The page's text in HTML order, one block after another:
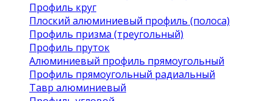
Профиль круг
Плоский алюминиевый профиль (полоса)
Профиль призма (треугольный)
Профиль пруток
Алюминиевый профиль прямоугольный
Профиль прямоугольный радиальный
Тавр алюминиевый